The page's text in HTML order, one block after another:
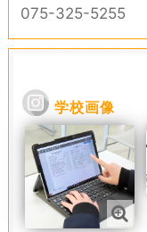
075-325-5255
学校画像